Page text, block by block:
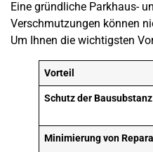
Eine gründliche Parkhaus-
Verschmutzungen können
Um Ihnen die wichtigsten
Vorteil
Schutz der Bausubstanz
Minimierung von